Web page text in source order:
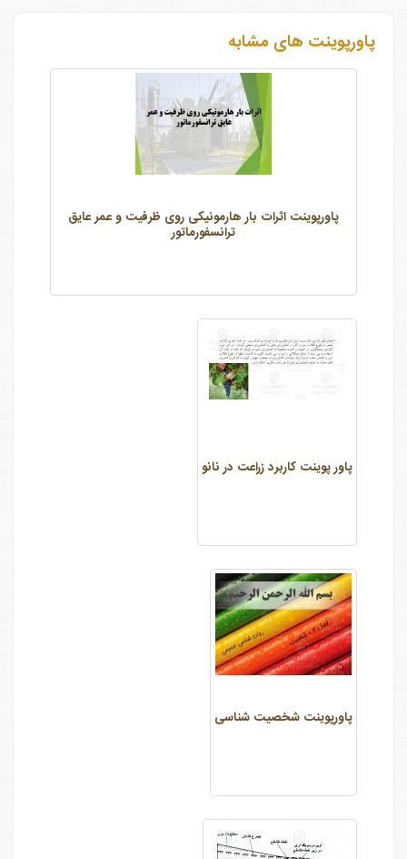
پاورپوینت های مشابه
پاورپوینت اثرات بار هارمونیکی روی ظرفیت و عمر عایق
ترانسفورماتور
پاور پوینت کاربرد زراعت در نانو
پاورپوینت شخصیت شناسی